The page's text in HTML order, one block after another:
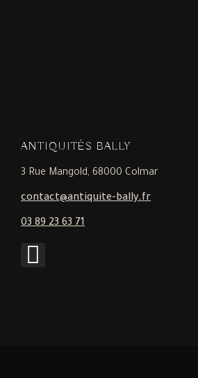
ANTIQUITÉS BALLY
3 Rue Mangold, 68000 Colmar
contact@antiquite-bally.fr
03 89 23 63 71